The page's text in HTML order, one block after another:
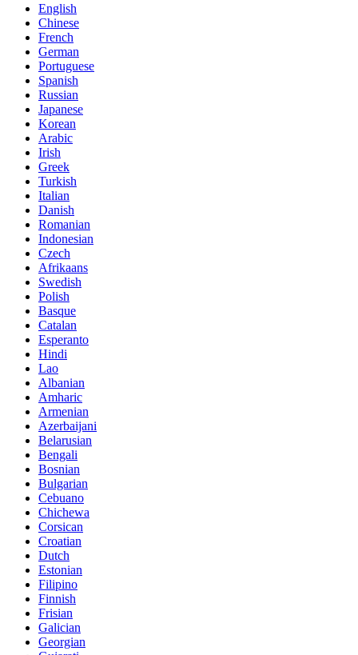
English
Chinese
French
German
Portuguese
Spanish
Russian
Japanese
Korean
Arabic
Irish
Greek
Turkish
Italian
Danish
Romanian
Indonesian
Czech
Afrikaans
Swedish
Polish
Basque
Catalan
Esperanto
Hindi
Lao
Albanian
Amharic
Armenian
Azerbaijani
Belarusian
Bengali
Bosnian
Bulgarian
Cebuano
Chichewa
Corsican
Croatian
Dutch
Estonian
Filipino
Finnish
Frisian
Galician
Georgian